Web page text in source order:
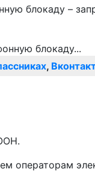
блокаду –
,
операторам